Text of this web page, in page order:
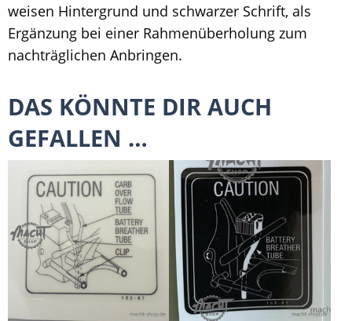
weisen Hintergrund und schwarzer Schrift, als
Ergänzung bei einer Rahmenüberholung zum
nachträglichen Anbringen.
DAS KÖNNTE DIR AUCH
GEFALLEN …